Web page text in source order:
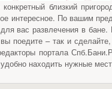
близкий
интересное. По вашим
вас развлечения в
поедите – так и
портала
находить нужные